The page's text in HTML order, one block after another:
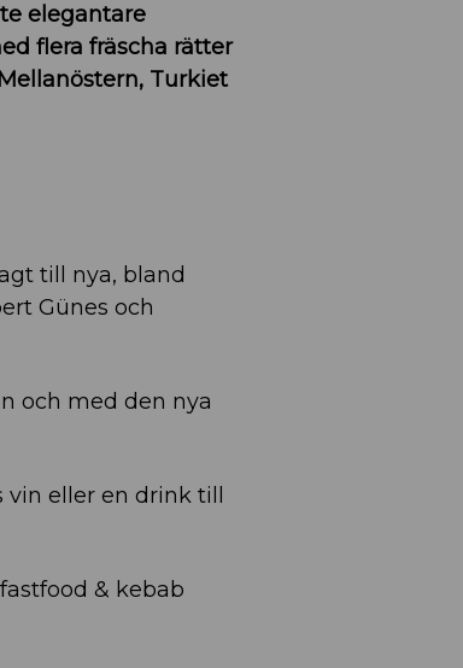
elegantare
flera fräscha rätter
Turkiet
till nya, bland
Günes och
och med den nya
eller en drink till
& kebab